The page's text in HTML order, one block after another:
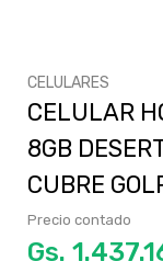
CELULARES
CELULAR
8GB
CUBRE
Precio contado
Gs.